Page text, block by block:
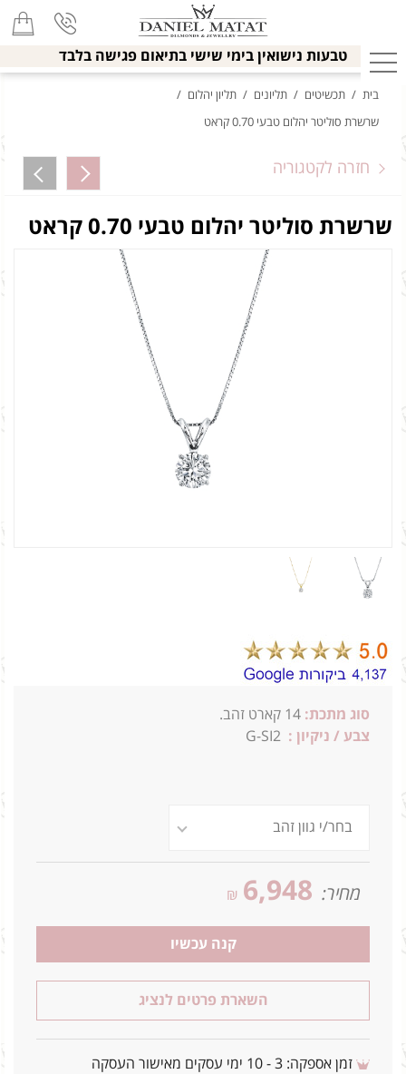
טבעות נישואין בימי שישי בתיאום פגישה בלבד
בית / תכשיטים / תליונים / תליון יהלום /
שרשרת סוליטר יהלום טבעי 0.70 קראט
חזרה לקטגוריה
שרשרת סוליטר יהלום טבעי 0.70 קראט
סוג מתכת: 14 קארט זהב.
צבע / ניקיון :
מחיר: 6,948
₪
קנה עכשיו
השארת פרטים לנציג
זמן אספקה: 3 - 10 ימי עסקים מאישור העסקה